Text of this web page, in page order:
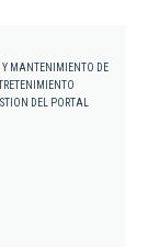
MANTENIMIENTO DE
DEL PORTAL